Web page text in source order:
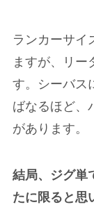
ランカーサイ
ますが、リー
す。シーバス
ばなるほど、
があります。
結局、ジグ単
たに限ると思